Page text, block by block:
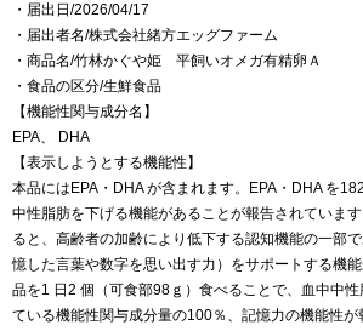
・届出日/2026/04/17
・届出者名/株式会社緒方エッグファーム
・商品名/竹林かぐや姫 平飼いオメガ有精卵Ａ
・食品の区分/生鮮食品
【機能性関与成分名】
EPA、 DHA
【表示しようとする機能性】
本品にはEPA・DHA が含まれます。EPA・DHA を
中性脂肪を下げる機能があることが報告されていま
ると、高齢者の加齢により低下する認知機能の一部
憶した言葉や数字を思い出す力）をサポートする機
品を1 日2 個（可食部98ｇ）食べることで、血中中
ている機能性関与成分量の100％、記憶力の機能性